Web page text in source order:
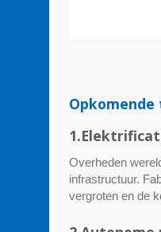
Overheden
infrastructuur.
vergroten en de